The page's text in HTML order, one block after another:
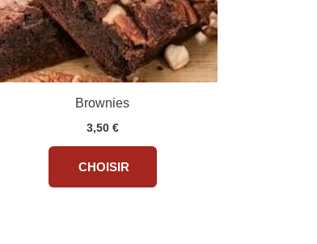
Brownies
3,50 €
CHOISIR